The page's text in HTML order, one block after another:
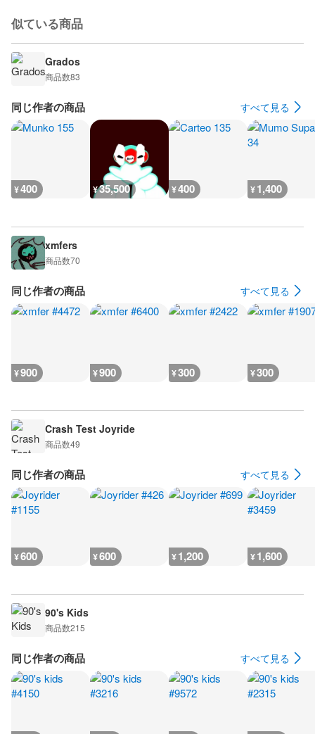
似ている商品
Grados
商品数83
同じ作者の商品 すべて見る
¥400 ¥35,500 ¥400 ¥1,400
xmfers
商品数70
同じ作者の商品 すべて見る
¥900 ¥900 ¥300 ¥300
Crash Test Joyride
商品数49
同じ作者の商品 すべて見る
¥600 ¥600 ¥1,200 ¥1,600
90's Kids
商品数215
同じ作者の商品 すべて見る